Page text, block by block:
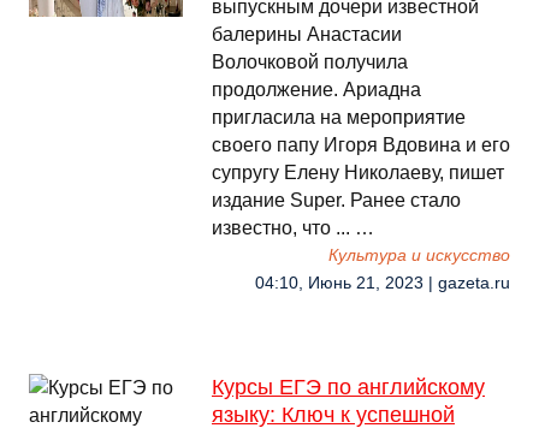
выпускным дочери известной
балерины Анастасии
Волочковой получила
продолжение. Ариадна
пригласила на мероприятие
своего папу Игоря Вдовина и его
супругу Елену Николаеву, пишет
издание Super. Ранее стало
известно, что ... …
Культура и искусство
04:10, Июнь 21, 2023 | gazeta.ru
Курсы ЕГЭ по английскому
языку: Ключ к успешной